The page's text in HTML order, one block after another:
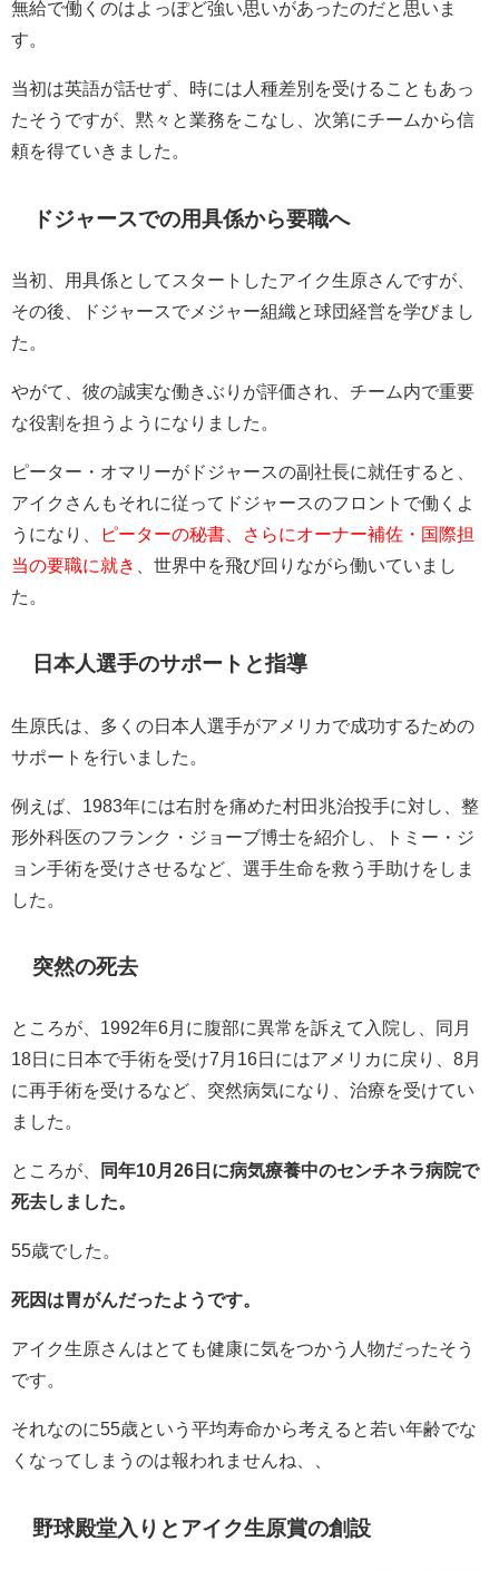
無給で働くのはよっぽど強い思いがあったのだと思いま
す。
当初は英語が話せず、時には人種差別を受けることもあっ
たそうですが、黙々と業務をこなし、次第にチームから信
頼を得ていきました。
ドジャースでの用具係から要職へ
当初、用具係としてスタートしたアイク生原さんですが、
その後、ドジャースでメジャー組織と球団経営を学びまし
た。
やがて、彼の誠実な働きぶりが評価され、チーム内で重要
な役割を担うようになりました。
ピーター・オマリーがドジャースの副社長に就任すると、
アイクさんもそれに従ってドジャースのフロントで働くよ
うになり、
ピーターの秘書、さらにオーナー補佐・国際担
当の要職に就き
、世界中を飛び回りながら働いていまし
た。
日本人選手のサポートと指導
生原氏は、多くの日本人選手がアメリカで成功するための
サポートを行いました。
例えば、1983年には右肘を痛めた村田兆治投手に対し、整
形外科医のフランク・ジョーブ博士を紹介し、トミー・ジ
ョン手術を受けさせるなど、選手生命を救う手助けをしま
した。
突然の死去
ところが、1992年6月に腹部に異常を訴えて入院し、同月
18日に日本で手術を受け7月16日にはアメリカに戻り、8月
に再手術を受けるなど、突然病気になり、治療を受けてい
ました。
ところが、
同年10月26日に病気療養中のセンチネラ病院で
死去しました。
55歳でした。
死因は胃がんだったようです。
アイク生原さんはとても健康に気をつかう人物だったそう
です。
それなのに55歳という平均寿命から考えると若い年齢でな
くなってしまうのは報われませんね、、
野球殿堂入りとアイク生原賞の創設